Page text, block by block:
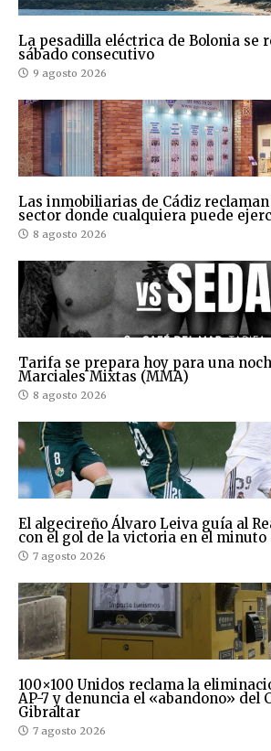
La pesadilla eléctrica de Bolonia se
sábado consecutivo
9 agosto 2026
Las inmobiliarias de Cádiz
sector donde cualquiera puede
8 agosto 2026
Tarifa se prepara hoy para una
Marciales Mixtas (MMA)
8 agosto 2026
El algecireño Álvaro Leiva guía al
con el gol de la victoria en el minuto
7 agosto 2026
100×100 Unidos reclama la
AP-7 y denuncia el «abandono» del
Gibraltar
7 agosto 2026